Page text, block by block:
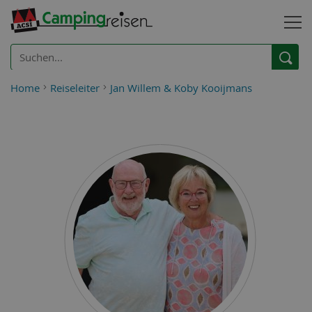
Home Reiseleiter Jan Willem & Koby Kooijmans